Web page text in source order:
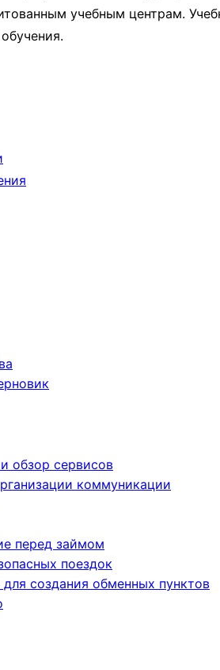
учебным центрам.
обзор сервисов
коммуникации
перед займом
поездок
создания обменных пунктов